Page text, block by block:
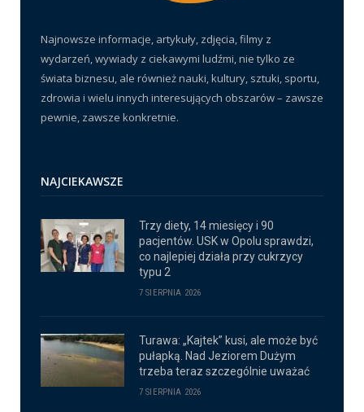
Najnowsze informacje, artykuły, zdjęcia, filmy z
wydarzeń, wywiady z ciekawymi ludźmi, nie tylko ze
świata biznesu, ale również nauki, kultury, sztuki, sportu,
zdrowia i wielu innych interesujących obszarów – zawsze
pewnie, zawsze konkretnie.
NAJCIEKAWSZE
Trzy diety, 14 miesięcy i 90
pacjentów. USK w Opolu sprawdzi,
co najlepiej działa przy cukrzycy
typu 2
7 SIERPNIA 2026
Turawa: „Kajtek” kusi, ale może być
pułapką. Nad Jeziorem Dużym
trzeba teraz szczególnie uważać
7 SIERPNIA 2026